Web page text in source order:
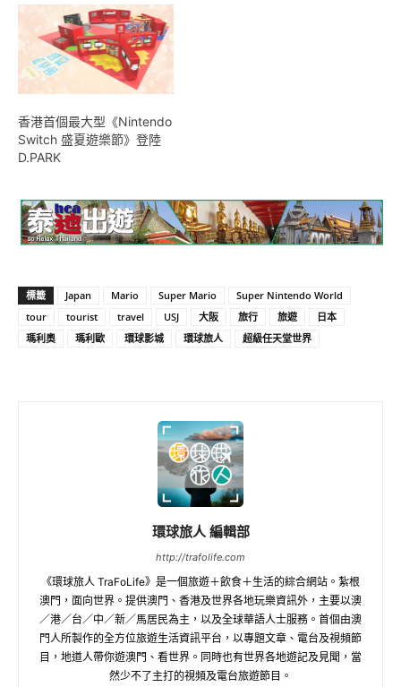
香港首個最大型《Nintendo
Switch 盛夏遊樂節》登陸
D.PARK
標籤 Japan Mario Super Mario
Super Nintendo World
tour
tourist travel USJ 大阪 旅行 旅遊
日本
瑪利奧
瑪利歐 環球影城 環球旅人 超級任天堂世界
環球旅人 編輯部
http://trafolife.com
《環球旅人 TraFoLife》是一個旅遊＋飲食＋生活的綜合網站。紮根
澳門，面向世界。提供澳門、香港及世界各地玩樂資訊外，主要以澳
／港／台／中／新／馬居民為主，以及全球華語人士服務。首個由澳
門人所製作的全方位旅遊生活資訊平台，以專題文章、電台及視頻節
目，地道人帶你遊澳門、看世界。同時也有世界各地遊記及見聞，當
然少不了主打的視頻及電台旅遊節目。